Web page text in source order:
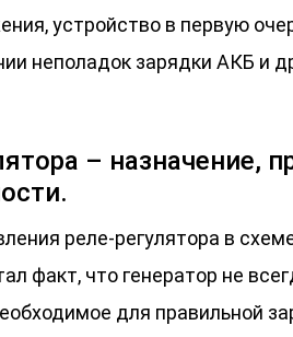
устройство в первую
неполадок зарядки АКБ и
– назначение,
реле-регулятора в
факт, что генератор не
для правильной